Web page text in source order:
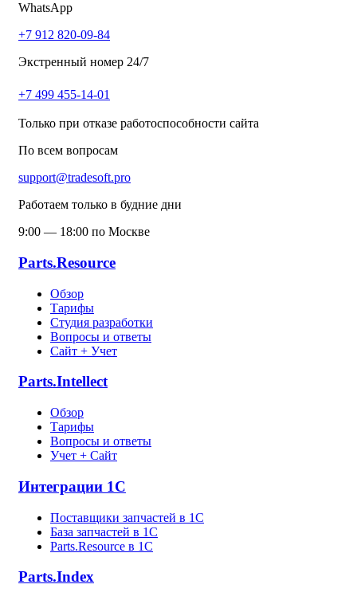
WhatsApp
+7 912 820-09-84
Экстренный номер 24/7
+7 499 455-14-01
Только при отказе работоспособности сайта
По всем вопросам
support@tradesoft.pro
Работаем только в будние дни
9:00 — 18:00 по Москве
Parts.Resource
Обзор
Тарифы
Студия разработки
Вопросы и ответы
Сайт + Учет
Parts.Intellect
Обзор
Тарифы
Вопросы и ответы
Учет + Сайт
Интеграции 1С
Поставщики запчастей в 1C
База запчастей в 1С
Parts.Resource в 1C
Parts.Index